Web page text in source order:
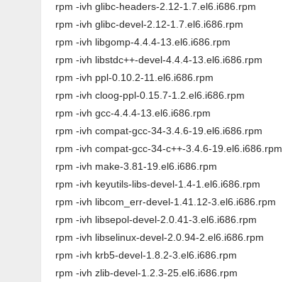
rpm -ivh glibc-headers-2.12-1.7.el6.i686.rpm
rpm -ivh glibc-devel-2.12-1.7.el6.i686.rpm
rpm -ivh libgomp-4.4.4-13.el6.i686.rpm
rpm -ivh libstdc++-devel-4.4.4-13.el6.i686.rpm
rpm -ivh ppl-0.10.2-11.el6.i686.rpm
rpm -ivh cloog-ppl-0.15.7-1.2.el6.i686.rpm
rpm -ivh gcc-4.4.4-13.el6.i686.rpm
rpm -ivh compat-gcc-34-3.4.6-19.el6.i686.rpm
rpm -ivh compat-gcc-34-c++-3.4.6-19.el6.i686.rpm
rpm -ivh make-3.81-19.el6.i686.rpm
rpm -ivh keyutils-libs-devel-1.4-1.el6.i686.rpm
rpm -ivh libcom_err-devel-1.41.12-3.el6.i686.rpm
rpm -ivh libsepol-devel-2.0.41-3.el6.i686.rpm
rpm -ivh libselinux-devel-2.0.94-2.el6.i686.rpm
rpm -ivh krb5-devel-1.8.2-3.el6.i686.rpm
rpm -ivh zlib-devel-1.2.3-25.el6.i686.rpm